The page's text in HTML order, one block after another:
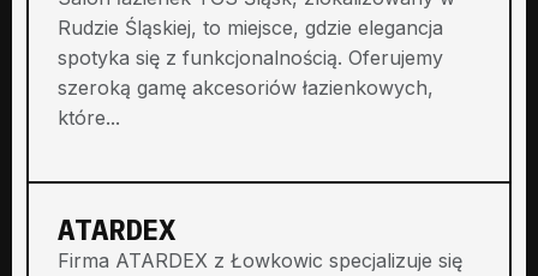
Rudzie Śląskiej, to miejsce, gdzie elegancja
spotyka się z funkcjonalnością. Oferujemy
szeroką gamę akcesoriów łazienkowych,
które...
ATARDEX
Firma ATARDEX z Łowkowic specjalizuje się